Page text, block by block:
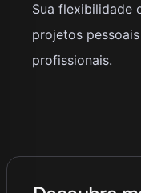
Sua flexibilidade
projetos
profissionais.